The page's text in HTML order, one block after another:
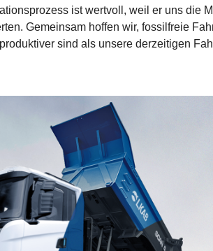
ist wertvoll, weil er uns die
Gemeinsam hoffen wir, fossilfreie
sind als unsere derzeitigen